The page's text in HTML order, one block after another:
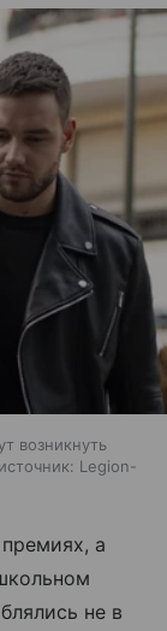
возникнуть
источник: Legion-
а
не в